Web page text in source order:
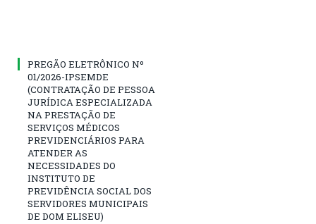
PREGÃO ELETRÔNICO Nº
01/2026-IPSEMDE
(CONTRATAÇÃO DE PESSOA
JURÍDICA ESPECIALIZADA
NA PRESTAÇÃO DE
SERVIÇOS MÉDICOS
PREVIDENCIÁRIOS PARA
ATENDER AS
NECESSIDADES DO
INSTITUTO DE
PREVIDÊNCIA SOCIAL DOS
SERVIDORES MUNICIPAIS
DE DOM ELISEU)